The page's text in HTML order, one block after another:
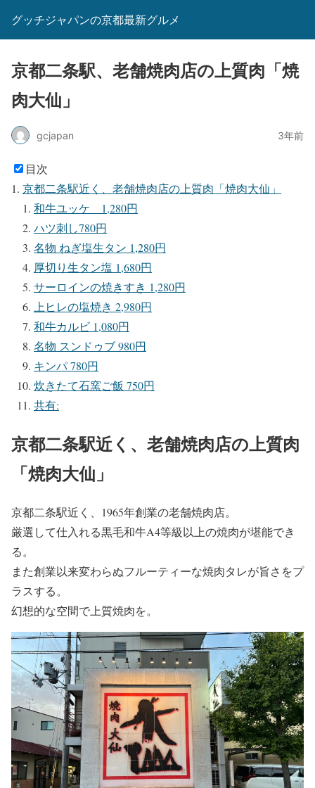
グッチジャパンの京都最新グルメ
京都二条駅、老舗焼肉店の上質肉「焼
肉大仙」
gcjapan 3年前
目次
京都二条駅近く、老舗焼肉店の上質肉「焼肉大仙」
和牛ユッケ 1,280円
ハツ刺し780円
名物 ねぎ塩生タン 1,280円
厚切り生タン塩 1,680円
サーロインの焼きすき 1,280円
上ヒレの塩焼き 2,980円
和牛カルビ 1,080円
名物 スンドゥブ 980円
キンパ 780円
炊きたて石窯ご飯 750円
共有:
京都二条駅近く、老舗焼肉店の上質肉
「焼肉大仙」
京都二条駅近く、1965年創業の老舗焼肉店。
厳選して仕入れる黒毛和牛A4等級以上の焼肉が堪能でき
る。
また創業以来変わらぬフルーティーな焼肉タレが旨さをプ
ラスする。
幻想的な空間で上質焼肉を。